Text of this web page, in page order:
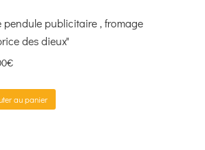
pendule publicitaire , fromage
des dieux"
€
au panier